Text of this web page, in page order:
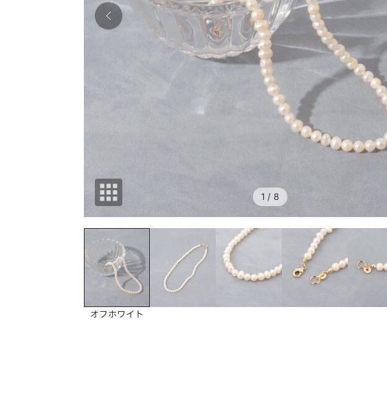
1 / 8
オフホワイト